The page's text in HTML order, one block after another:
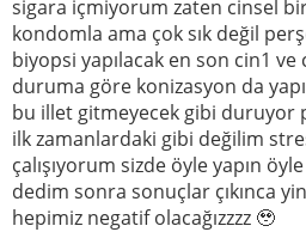
sigara içmiyorum zaten cinsel
kondomla ama çok sık değil
biyopsi yapılacak en son cin1 ve
duruma göre konizasyon da
bu illet gitmeyecek gibi duruyor
ilk zamanlardaki gibi değilim
çalışıyorum sizde öyle yapın
dedim sonra sonuçlar çıkınca
hepimiz negatif olacağızzzz 🥹